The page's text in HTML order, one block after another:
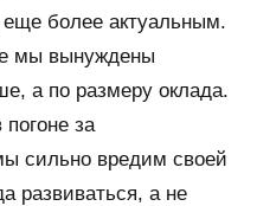
более актуальным.
мы вынуждены
а по размеру оклада.
за
сильно вредим своей
развиваться, а не